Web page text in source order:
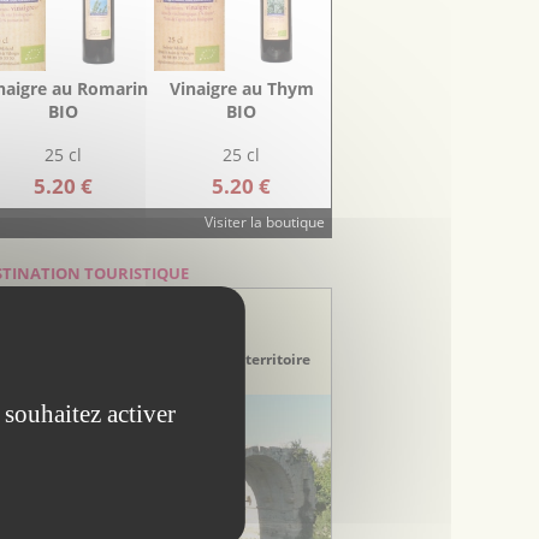
au Romarin
BIO
25 cl
5.20 €
Vinaigre au Thym
BIO
25 cl
5.20 €
Visiter la boutique
TOURISTIQUE
le Pays de Lunel, un riche territoire
activer